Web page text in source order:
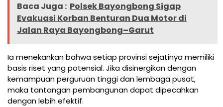
Baca Juga : Polsek Bayongbong Sigap
Evakuasi Korban Benturan Dua Motor di
Jalan Raya Bayongbong–Garut
Ia menekankan bahwa setiap provinsi sejatinya memiliki
basis riset yang potensial. Jika disinergikan dengan
kemampuan perguruan tinggi dan lembaga pusat,
maka tantangan pembangunan dapat dipecahkan
dengan lebih efektif.